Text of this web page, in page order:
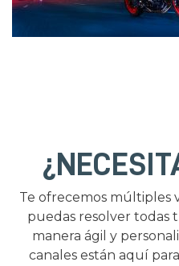
Te ofrecemos múltiples
puedas resolver todas
manera ágil y
canales están aquí